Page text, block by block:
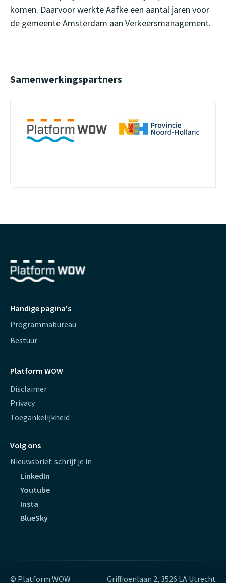
komen. Daarvoor werkte Aafke een aantal jaren voor
de gemeente Amsterdam aan Verkeersmanagement.
Samenwerkingspartners
Handige pagina's
Programmabureau
Bestuur
Platform WOW
Disclaimer
Privacy
Toegankelijkheid
Volg ons
Nieuwsbrief: schrijf je in
LinkedIn
Youtube
Insta
BlueSky
© Platform WOW Griffioenlaan 2, 3526 LA Utrecht